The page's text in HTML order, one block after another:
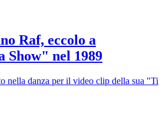
Raf, eccolo a
Show" nel 1989
nella danza per il video clip della sua "Ti